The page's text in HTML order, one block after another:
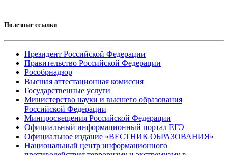
Полезные ссылки
Президент Российской Федерации
Правительство Российской Федерации
Рособрнадзор
Высшая аттестационная комиссия
Государственные услуги
Министерство науки и высшего образования
Российской Федерации
Минпросвещения Российской Федерации
Официальный информационный портал ЕГЭ
Официальное издание «ВЕСТНИК ОБРАЗОВАНИЯ»
Национальный центр информационного